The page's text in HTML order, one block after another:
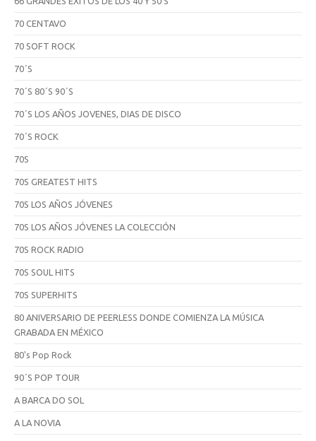
70 CENTAVO
70 SOFT ROCK
70´S
70´S 80´S 90´S
70´S LOS AÑOS JOVENES, DIAS DE DISCO
70´S ROCK
70S
70S GREATEST HITS
70S LOS AÑOS JÓVENES
70S LOS AÑOS JÓVENES LA COLECCIÓN
70S ROCK RADIO
70S SOUL HITS
70S SUPERHITS
80 ANIVERSARIO DE PEERLESS DONDE COMIENZA LA MÚSICA
GRABADA EN MÉXICO
80's Pop Rock
90´S POP TOUR
A BARCA DO SOL
A LA NOVIA